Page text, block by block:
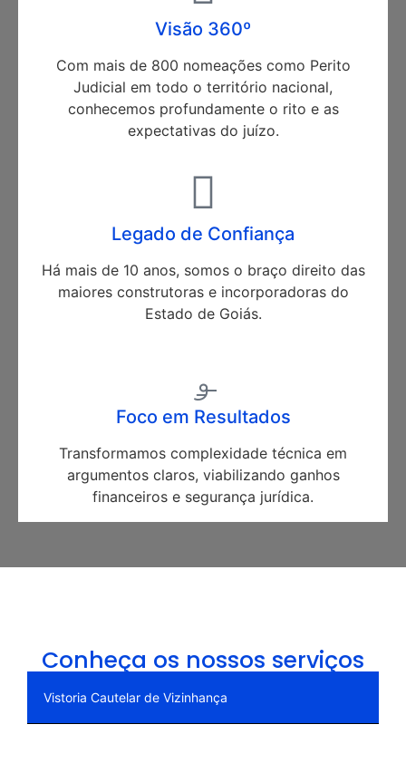
Visão 360º
Com mais de 800 nomeações como Perito
Judicial em todo o território nacional,
conhecemos profundamente o rito e as
expectativas do juízo.
Legado de Confiança
Há mais de 10 anos, somos o braço direito das
maiores construtoras e incorporadoras do
Estado de Goiás.
Foco em Resultados
Transformamos complexidade técnica em
argumentos claros, viabilizando ganhos
financeiros e segurança jurídica.
Conheça os nossos serviços
Vistoria Cautelar de Vizinhança